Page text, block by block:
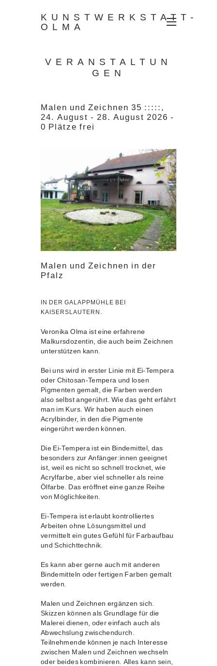
KUNSTWERKSTATT-
OLMA
VERANSTALTUN
GEN
Malen und Zeichnen 35 :::::,
24. August - 28. August 2026 -
0 Plätze frei
Malen und Zeichnen in der
Pfalz
IN DER GALAPPMÜHLE BEI
KAISERSLAUTERN.
Veronika Olma ist eine erfahrene
Malkursdozentin, die auch beim Zeichnen
unterstützen kann.
Bei uns wird in erster Linie mit Ei-Tempera
oder Chitosan-Tempera und losen
Pigmenten gemalt, die Farben werden
also selbst angerührt. Wie das geht erfährt
man im Kurs. Wir haben auch einen
Acrylbinder, in den die Pigmente
eingerührt werden können.
Die Ei-Tempera ist ein Bindemittel, das
besonders zur Anfänger:innen geeignet
ist, weil es nicht so schnell trocknet, wie
Acrylfarbe, aber viel schneller als reine
Ölfarbe. Das eröffnet eine ganze Reihe
von Möglichkeiten.
Ei-Tempera ist erlaubt kontrolliertes
Arbeiten ohne Lösungsmittel und
vermittelt ein gutes Gefühl für Farbaufbau
und Schichttechnik.
Es kann aber gerne auch mit anderen
Bindemitteln oder fertigen Farben gemalt
werden.
Malen und Zeichnen ergänzen sich.
Skizzen können als Grundlage für die
Malerei dienen, oder einfach auch als
Abwechslung zwischendurch.
Teilnehmende können je nach Interesse
zwischen Malen und Zeichnen wechseln
oder beides kombinieren. Alles kann sein,